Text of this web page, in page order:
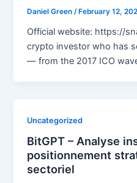
Daniel Green/ February 12,
Official website: https://
crypto investor who has
— from the 2017 ICO
Uncategorized
BitGPT – Analyse
positionnement
sectoriel